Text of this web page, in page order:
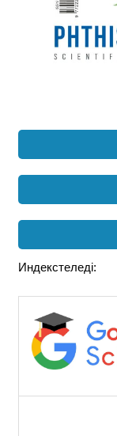
Индекстеледі: